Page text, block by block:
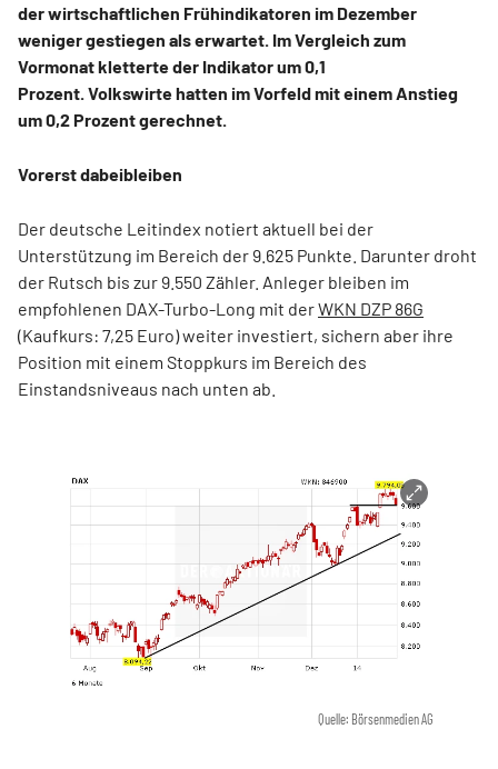
der wirtschaftlichen Frühindikatoren im Dezember
weniger gestiegen als erwartet. Im Vergleich zum
Vormonat kletterte der Indikator um 0,1
Prozent. Volkswirte hatten im Vorfeld mit einem Anstieg
um 0,2 Prozent gerechnet.
Vorerst dabeibleiben
Der deutsche Leitindex notiert aktuell bei der
Unterstützung im Bereich der 9.625 Punkte. Darunter droht
der Rutsch bis zur 9.550 Zähler. Anleger bleiben im
empfohlenen DAX-Turbo-Long mit derWKN DZP 86G
(Kaufkurs: 7,25 Euro) weiter investiert, sichern aber ihre
Position mit einem Stoppkurs im Bereich des
Einstandsniveaus nach unten ab.
Quelle: Börsenmedien AG